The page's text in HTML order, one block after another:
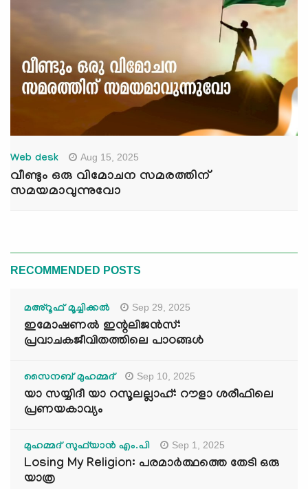
Web desk Aug 15, 2025
വീണ്ടും ഒരു വിമോചന സമരത്തിന്
സമയമാവുന്നുവോ
RECOMMENDED POSTS
മഅ്റൂഫ് മൂച്ചിക്കല്‍ Sep 29, 2025
ഇമോഷണൽ ഇന്റലിജൻസ്:
പ്രവാചകജീവിതത്തിലെ പാഠങ്ങൾ
സൈനബ് മുഹമ്മദ് Sep 10, 2025
യാ സയ്യിദീ യാ റസൂലല്ലാഹ്: റൗളാ ശരീഫിലെ
പ്രണയകാവ്യം
മുഹമ്മദ് സുഫ്‌യാൻ എം.പി Sep 1, 2025
Losing My Religion: പരമാർത്ഥത്തെ തേടി ഒരു
യാത്ര